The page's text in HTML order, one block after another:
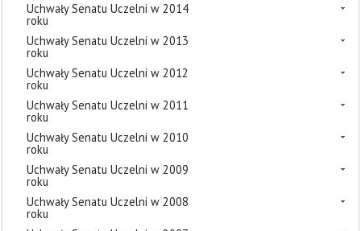
Uchwały Senatu Uczelni w 2014
roku
Uchwały Senatu Uczelni w 2013
roku
Uchwały Senatu Uczelni w 2012
roku
Uchwały Senatu Uczelni w 2011
roku
Uchwały Senatu Uczelni w 2010
roku
Uchwały Senatu Uczelni w 2009
roku
Uchwały Senatu Uczelni w 2008
roku